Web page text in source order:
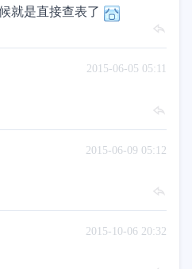
就是直接查表了
2015-06-05 05:11
2015-06-09 05:12
2015-10-06 20:32